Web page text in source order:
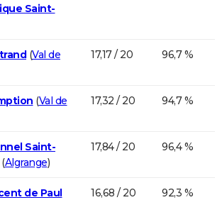
Saint-
(Val de
17,17 / 20 96,7 %
(Val de
17,32 / 20 94,7 %
Saint-
Algrange)
17,84 / 20 96,4 %
de Paul
16,68 / 20 92,3 %